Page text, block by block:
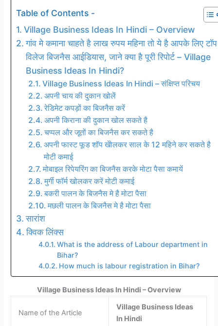
Table of Contents -
Village Business Ideas In Hindi – Overview
गांव मे कमाना चाहते है लाख रुपय महिना तो ये है आपके लिए टॉप
विलेज बिजनैस आईडियास, जाने क्या है पूरी रिपोर्ट – Village
Business Ideas In Hindi?
Village Business Ideas In Hindi – संक्षिप्त परिचय
अपनी चाय की दुकान खोलें
रेडिमेट कपड़ों का बिजनैस करें
अपनी किराना की दुकान खोल सकते है
चप्पल और जूतों का बिजनैस कर सकते है
अपनी फास्ट फूड शॉप खेोलकर साल के 12 महिने कर सकते है
मोटी कमाई
मोबाइल रिपेयरिंग का बिजनैस करके मोटा पैसा कमायें
मुर्गी फॉर्म खोलकर करें मोटी कमाई
बकरी पालन के बिजनैस मे है मोटा पैसा
मछली पालन के बिजनैस मे है मोटा पैसा
सारांश
क्विक लिंक्स
What is the address of Labour department in
Bihar?
How much is labour registration in Bihar?
Village Business Ideas In Hindi – Overview
Name of the Article
Village Business Ideas
In Hindi